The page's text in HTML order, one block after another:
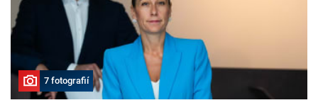
7 fotografií